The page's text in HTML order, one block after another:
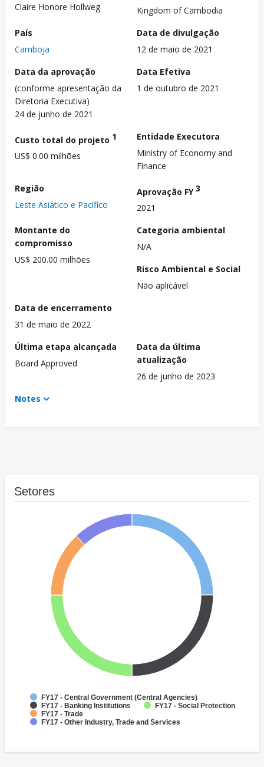
Claire Honore Hollweg
Kingdom of Cambodia
País
Camboja
Data de divulgação
12 de maio de 2021
Data da aprovação
(conforme apresentação da
Diretoria Executiva)
24 de junho de 2021
Data Efetiva
1 de outubro de 2021
Custo total do projeto 1
US$ 0.00 milhões
Entidade Executora
Ministry of Economy and
Finance
Região
Leste Asiático e Pacífico
Aprovação FY3
2021
Montante do
compromisso
US$ 200.00 milhões
Categoria ambiental
N/A
Risco Ambiental e Social
Não aplicável
Data de encerramento
31 de maio de 2022
Última etapa alcançada
Board Approved
Data da última
atualização
26 de junho de 2023
Notes
Setores
FY17 - Central Government (Central Agencies)
FY17 - Banking Institutions
FY17 - Social Protection
FY17 - Trade
FY17 - Other Industry, Trade and Services